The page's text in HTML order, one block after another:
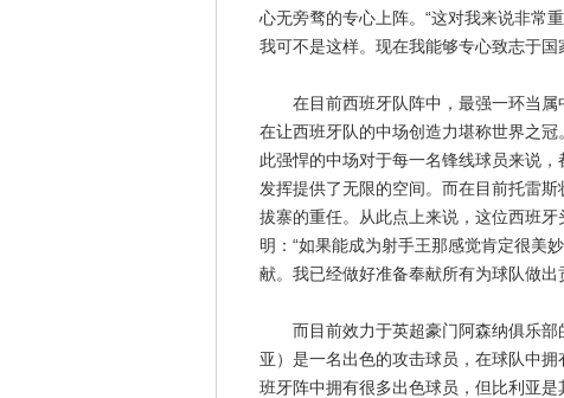
心无旁骛的专心上阵。“这对我来说非常
我可不是这样。现在我能够专心致志于
在目前西班牙队阵中，最强一环当属
在让西班牙队的中场创造力堪称世界之
此强悍的中场对于每一名锋线球员来说
发挥提供了无限的空间。而在目前托雷
拔寨的重任。从此点上来说，这位西班
明：“如果能成为射手王那感觉肯定很美
献。我已经做好准备奉献所有为球队做出
而目前效力于英超豪门阿森纳俱乐部
亚）是一名出色的攻击球员，在球队中
班牙阵中拥有很多出色球员，但比利亚